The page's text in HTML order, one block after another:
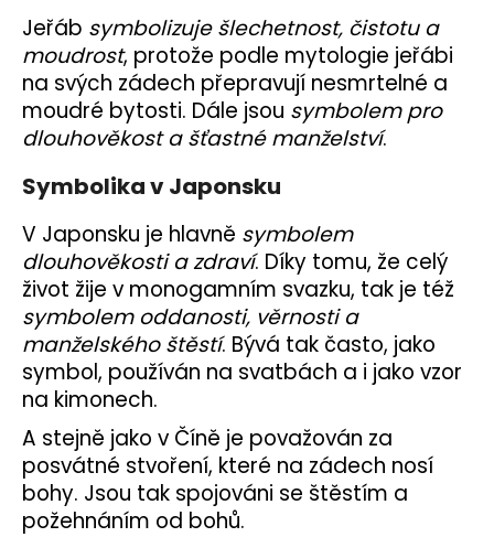
Jeřáb symbolizuje šlechetnost, čistotu a
moudrost, protože podle mytologie jeřábi
na svých zádech přepravují nesmrtelné a
moudré bytosti. Dále jsou symbolem pro
dlouhověkost a šťastné manželství.
Symbolika v Japonsku
V Japonsku je hlavně symbolem
dlouhověkosti a zdraví. Díky tomu, že celý
život žije v monogamním svazku, tak je též
symbolem oddanosti, věrnosti a
manželského štěstí. Bývá tak často, jako
symbol, používán na svatbách a i jako vzor
na kimonech.
A stejně jako v Číně je považován za
posvátné stvoření, které na zádech nosí
bohy. Jsou tak spojováni se štěstím a
požehnáním od bohů.